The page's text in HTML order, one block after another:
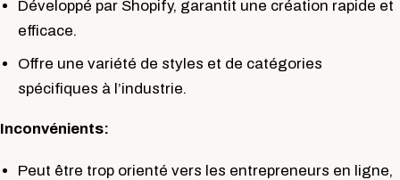
Développé par Shopify, garantit une création rapide et
efficace.
Offre une variété de styles et de catégories
spécifiques à l’industrie.
Inconvénients:
Peut être trop orienté vers les entrepreneurs en ligne,